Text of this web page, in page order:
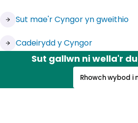
Sut mae'r Cyngor yn gweithio
Cadeirydd y Cyngor
Sut gallwn ni wella'r
Rhowch wybod i